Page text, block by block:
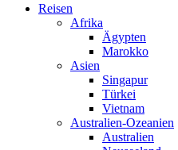
Reisen
Afrika
Ägypten
Marokko
Asien
Singapur
Türkei
Vietnam
Australien-Ozeanien
Australien